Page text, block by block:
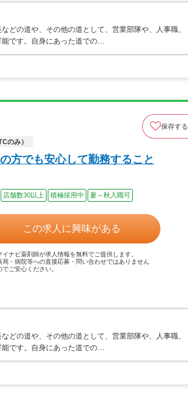
どの道や、その他の道として、営業部隊や、人事職、
能です。自身にあった道での…
のみ）
保存する
方でも安心して勤務すること
店舗数30以上 積極採用中 夏～秋入職可
この求人に興味がある
イナビ薬剤師が求人情報を無料でご提供します。
局・病院等への直接応募・問い合わせではありません
でご安心ください。
どの道や、その他の道として、営業部隊や、人事職、
能です。自身にあった道での…